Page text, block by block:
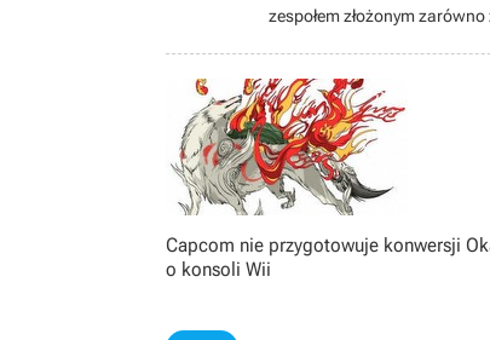
zespołem złożonym
gier (długo by wymieniać
dopieszczonym serialem
prywatnym.
Capcom nie przygotowuje konwersji
o konsoli Wii